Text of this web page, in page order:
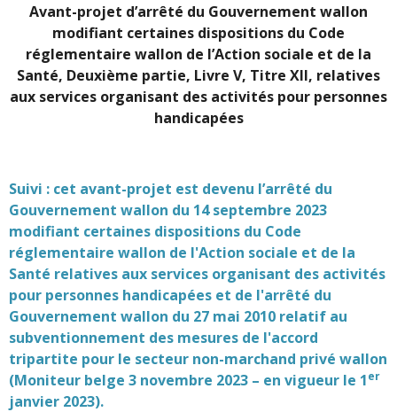
Avant-projet d’arrêté du Gouvernement wallon
modifiant certaines dispositions du Code
réglementaire wallon de l’Action sociale et de la
Santé, Deuxième partie, Livre V, Titre XII, relatives
aux services organisant des activités pour personnes
handicapées
Suivi : cet avant-projet est devenu l’arrêté du
Gouvernement wallon du 14 septembre 2023
modifiant certaines dispositions du Code
réglementaire wallon de l'Action sociale et de la
Santé relatives aux services organisant des activités
pour personnes handicapées et de l'arrêté du
Gouvernement wallon du 27 mai 2010 relatif au
subventionnement des mesures de l'accord
tripartite pour le secteur non-marchand privé wallon
(Moniteur belge 3 novembre 2023 – en vigueur le 1er
janvier 2023).